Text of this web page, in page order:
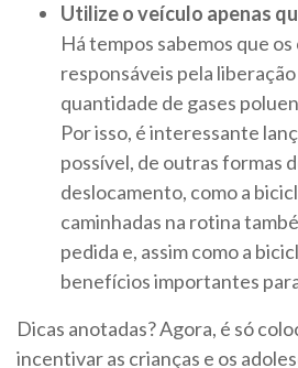
Utilize o veículo apenas
Há tempos sabemos que
responsáveis pela
quantidade de gases
Por isso, é interessante
possível, de outras formas
deslocamento, como a
caminhadas na rotina
pedida e, assim como a
benefícios importantes
Dicas anotadas? Agora, é só
incentivar as crianças e os